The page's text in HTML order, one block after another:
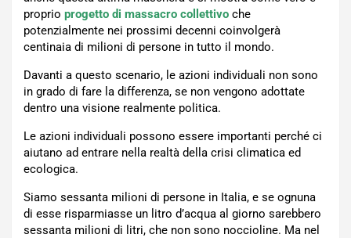
proprio progetto di massacro collettivo che
potenzialmente nei prossimi decenni coinvolgerà
centinaia di milioni di persone in tutto il mondo.
Davanti a questo scenario, le azioni individuali non sono
in grado di fare la differenza, se non vengono adottate
dentro una visione realmente politica.
Le azioni individuali possono essere importanti perché ci
aiutano ad entrare nella realtà della crisi climatica ed
ecologica.
Siamo sessanta milioni di persone in Italia, e se ognuna
di esse risparmiasse un litro d’acqua al giorno sarebbero
sessanta milioni di litri, che non sono noccioline. Ma nel